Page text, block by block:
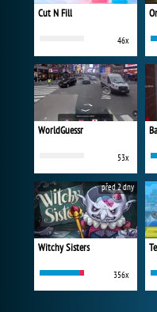
Cut N Fill
46x
WorldGuessr
53x
Witchy Sisters
356x
před 2 dny